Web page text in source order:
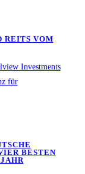
REITS VOM
BESTEN